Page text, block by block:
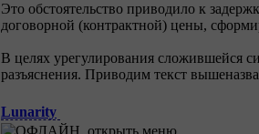
Это обстоятельство приводило к
договорной (контрактной) цены,
В целях урегулирования сложившейся
разъяснения. Приводим текст
Lunarity